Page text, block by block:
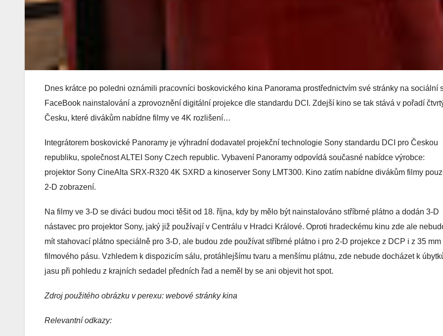
Dnes krátce po poledni oznámili pracovníci boskovického kina Panorama prostřednictvím své stránky na sociální
FaceBook nainstalování a zprovoznění digitální projekce dle standardu DCI. Zdejší kino se tak stává v pořadí
Česku, které divákům nabídne filmy ve 4K rozlišení…
Integrátorem boskovické Panoramy je výhradní dodavatel projekční technologie Sony standardu DCI pro Českou
republiku, společnost ALTEI Sony Czech republic. Vybavení Panoramy odpovídá současné nabídce výrobce:
projektor Sony CineAlta SRX-R320 4K SXRD a kinoserver Sony LMT300. Kino zatím nabídne divákům filmy
2-D zobrazení.
Na filmy ve 3-D se diváci budou moci těšit od 18. října, kdy by mělo být nainstalováno stříbrné plátno a dodán 3-D
nástavec pro projektor Sony, jaký již používají v Centrálu v Hradci Králové. Oproti hradeckému kinu zde ale
mít stahovací plátno speciálně pro 3-D, ale budou zde používat stříbrné plátno i pro 2-D projekce z DCP i z 35 mm
filmového pásu. Vzhledem k dispozicím sálu, protáhlejšímu tvaru a menšímu plátnu, zde nebude docházet k
jasu při pohledu z krajních sedadel předních řad a neměl by se ani objevit hot spot.
Zdroj použitého obrázku v perexu: webové stránky kina
Relevantní odkazy: